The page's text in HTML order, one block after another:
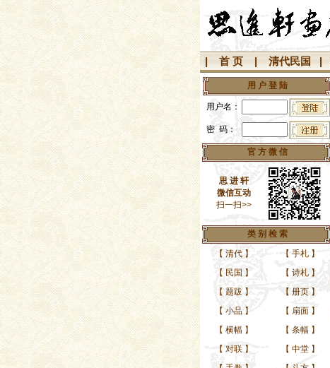
首 页 清代民国
用 户 登 陆
用户名：
密 码：
官 方 微 信
思 进 轩
微信互动
扫一扫>>
类 别 检 索
【 清代 】 【 手札 】
【 民国 】 【 诗札 】
【 题跋 】 【 册页 】
【 小品 】 【 扇面 】
【 横幅 】 【 条幅 】
【 对联 】 【 中堂 】
军旅书法名家、大片妖